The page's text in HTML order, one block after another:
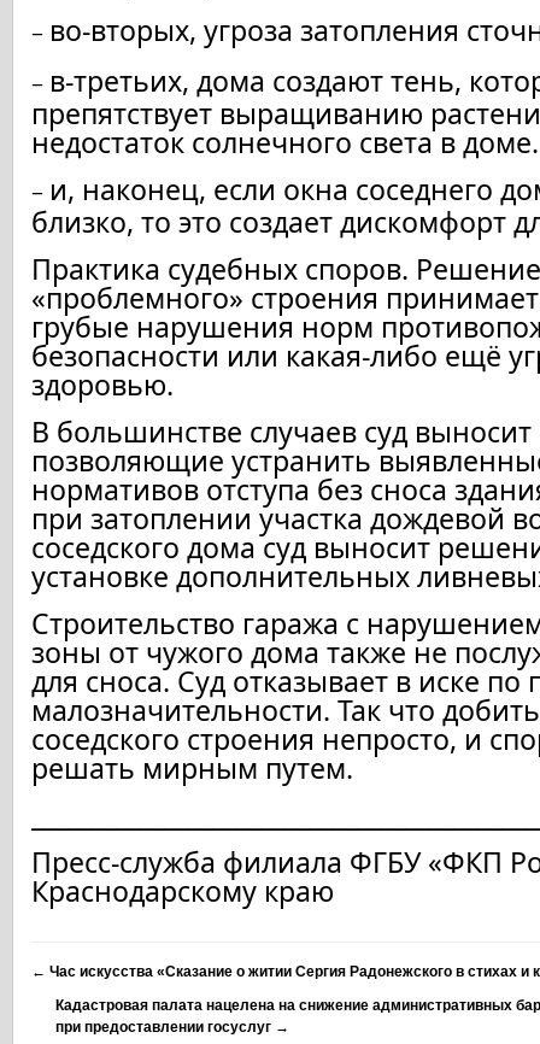
− во-вторых, угроза затопления
− в-третьих, дома создают тень,
препятствует выращиванию
недостаток солнечного света в доме.
− и, наконец, если окна соседнего
близко, то это создает дискомфорт
Практика судебных споров.
«проблемного» строения
грубые нарушения норм
безопасности или какая-либо ещё
здоровью.
В большинстве случаев суд
позволяющие устранить
нормативов отступа без сноса
при затоплении участка дождевой
соседского дома суд выносит
установке дополнительных
Строительство гаража с
зоны от чужого дома также не
для сноса. Суд отказывает в иске по
малозначительности. Так что
соседского строения непросто, и
решать мирным путем.
Пресс-служба филиала ФГБУ «ФКП
Краснодарскому краю
← Час искусства «Сказание о житии Сергия Радонежского в стихах и
Кадастровая палата нацелена на снижение административных
при предоставлении госуслуг →